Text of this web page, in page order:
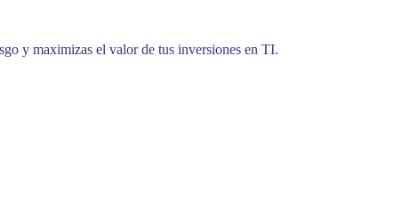
y maximizas el valor de tus inversiones en TI.